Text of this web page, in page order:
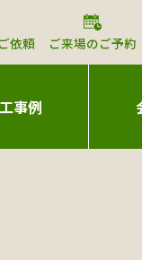
依頼 ご来場のご予約
事例